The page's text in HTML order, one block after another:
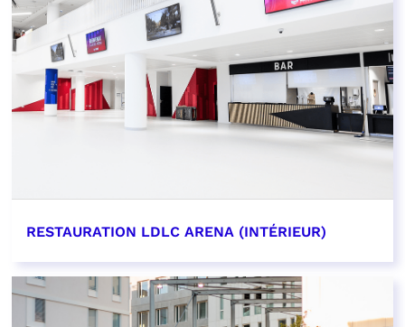
RESTAURATION LDLC ARENA (INTÉRIEUR)
EN SAVOIR PLUS